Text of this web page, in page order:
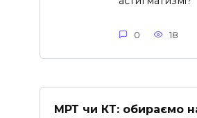
0 18
МРТ чи КТ: обираємо